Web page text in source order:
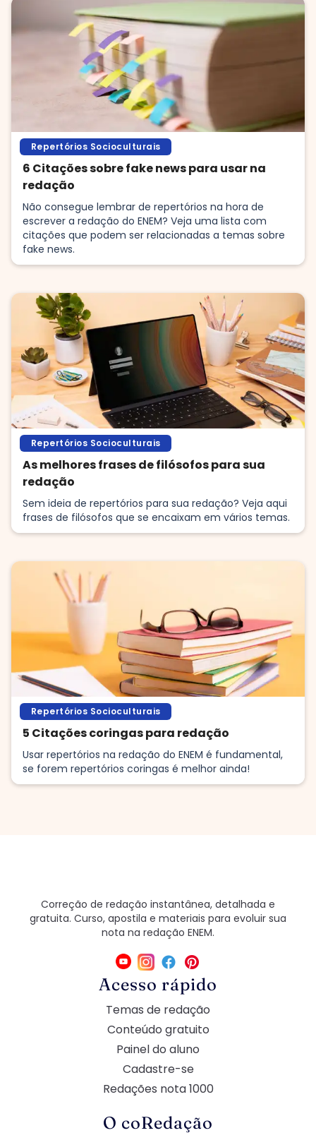
Repertórios Socioculturais
6 Citações sobre fake news para usar na
redação
Não consegue lembrar de repertórios na hora de
escrever a redação do ENEM? Veja uma lista com
citações que podem ser relacionadas a temas sobre
fake news.
Repertórios Socioculturais
As melhores frases de filósofos para sua
redação
Sem ideia de repertórios para sua redação? Veja aqui
frases de filósofos que se encaixam em vários temas.
Repertórios Socioculturais
5 Citações coringas para redação
Usar repertórios na redação do ENEM é fundamental,
se forem repertórios coringas é melhor ainda!
Correção de redação instantânea, detalhada e
gratuita. Curso, apostila e materiais para evoluir sua
nota na redação ENEM.
Acesso rápido
Temas de redação
Conteúdo gratuito
Painel do aluno
Cadastre-se
Redações nota 1000
O coRedação